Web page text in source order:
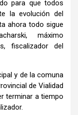
para que todos
la evolución del
ahora todo sigue
máximo
fiscalizador del
y de la comuna
de Vialidad
terminar a tiempo